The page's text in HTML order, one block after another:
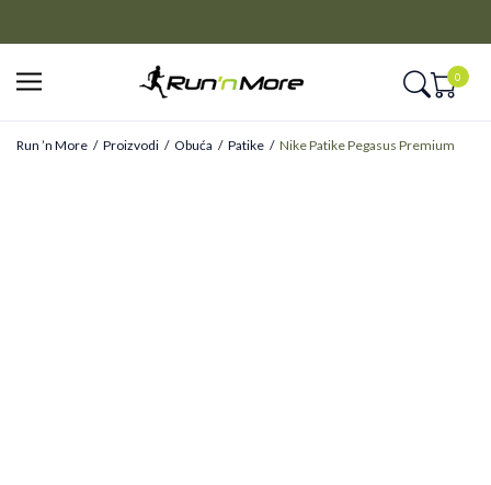
0
Run ’n More Proizvodi Obuća Patike Nike Patike Pegasus Premium